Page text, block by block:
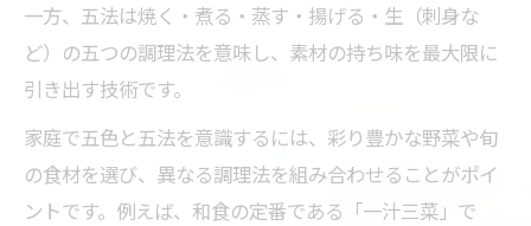
一方、五法は焼く・煮る・蒸す・揚げる・生（刺身な
ど）の五つの調理法を意味し、素材の持ち味を最大限に
引き出す技術です。
家庭で五色と五法を意識するには、彩り豊かな野菜や旬
の食材を選び、異なる調理法を組み合わせることがポイ
ントです。例えば、和食の定番である「一汁三菜」で